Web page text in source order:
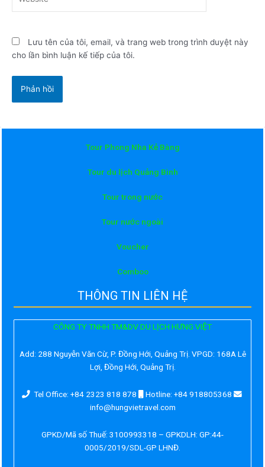
Lưu tên của tôi, email, và trang web trong trình duyệt này
cho lần bình luận kế tiếp của tôi.
Tour Phong Nha Kẻ Bàng
Tour du lịch Quảng Bình
Tour trong nước
Tour nước ngoài
Voucher
Comboo
THÔNG TIN LIÊN HỆ
CÔNG TY TNHH TM&DV DU LỊCH HƯNG VIỆT
Add: 288 Nguyễn Văn Cừ, P. Đồng Hới, Quảng Trị. VPGD: 168A Lê
Lợi, Đồng Hới, Quảng Trị.
Tel Office: +84 2323 818 878
Hotline: +84 918805368
info@hungvietravel.com
GPKD/Mã số Thuế: 3100993318 – GPKDLH: GP:44-
0005/2019/SDL-GP LHNĐ.